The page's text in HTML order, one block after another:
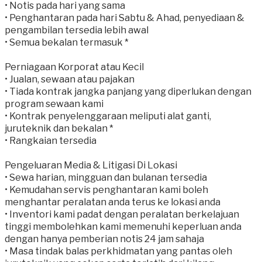
• Notis pada hari yang sama
• Penghantaran pada hari Sabtu & Ahad, penyediaan &
pengambilan tersedia lebih awal
• Semua bekalan termasuk *
Perniagaan Korporat atau Kecil
• Jualan, sewaan atau pajakan
• Tiada kontrak jangka panjang yang diperlukan dengan
program sewaan kami
• Kontrak penyelenggaraan meliputi alat ganti,
juruteknik dan bekalan *
• Rangkaian tersedia
Pengeluaran Media & Litigasi Di Lokasi
• Sewa harian, mingguan dan bulanan tersedia
• Kemudahan servis penghantaran kami boleh
menghantar peralatan anda terus ke lokasi anda
• Inventori kami padat dengan peralatan berkelajuan
tinggi membolehkan kami memenuhi keperluan anda
dengan hanya pemberian notis 24 jam sahaja
• Masa tindak balas perkhidmatan yang pantas oleh